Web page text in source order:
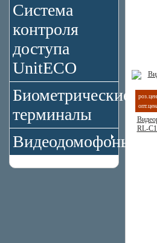
Система
контроля
доступа
UnitECO
Биометрические
терминалы
Видеодомофоны
RL-